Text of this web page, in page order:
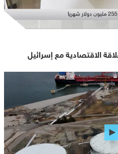
الاقتصادية مع إسرائيل